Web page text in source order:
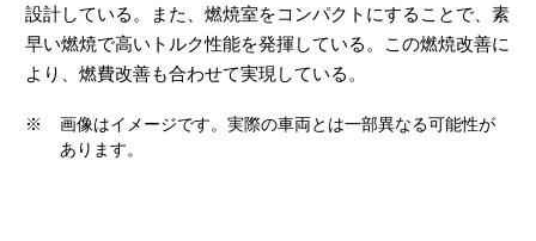
設計している。また、燃焼室をコンパクトにすることで、素
早い燃焼で高いトルク性能を発揮している。この燃焼改善に
より、燃費改善も合わせて実現している。
※
画像はイメージです。実際の車両とは一部異なる可能性が
あります。